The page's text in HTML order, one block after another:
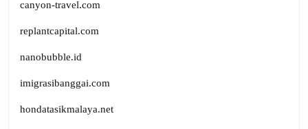
canyon-travel.com
replantcapital.com
nanobubble.id
imigrasibanggai.com
hondatasikmalaya.net